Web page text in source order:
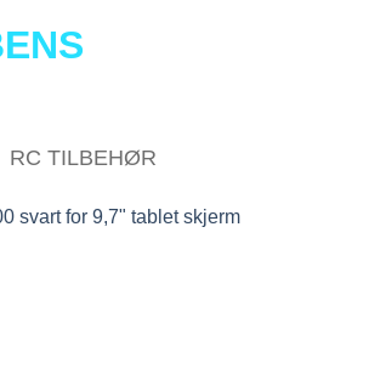
RC TILBEHØR